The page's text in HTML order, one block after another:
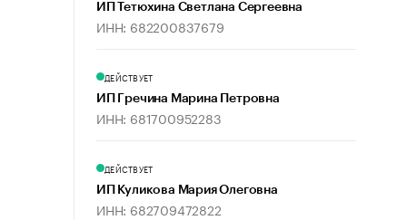
ИП Тетюхина Светлана Сергеевна
ИНН: 682200837679
ДЕЙСТВУЕТ
ИП Гречина Марина Петровна
ИНН: 681700952283
ДЕЙСТВУЕТ
ИП Куликова Мария Олеговна
ИНН: 682709472822